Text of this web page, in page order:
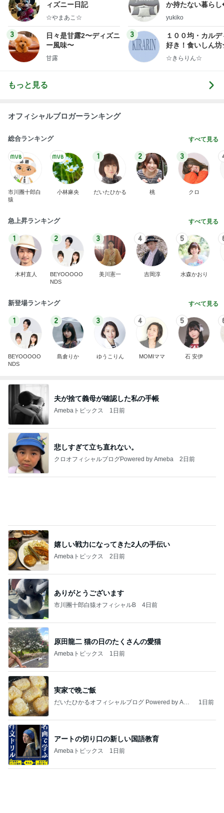
ィズニー日記
☆やまあこ☆
3
日々是甘露2〜ディズニ
ー風味〜
甘露
か持たない暮ら
ep Life Simple◆
yukiko
3
１００均・カルデ
好き！食いしん
らりん☆のブログ
☆きらりん☆
もっと見る
オフィシャルブロガーランキング
総合ランキング すべて見る
市川團十郎白
猿
小林麻央
1
だいたひかる
2
桃
3
クロ
急上昇ランキング すべて見る
1
木村直人
2
BEYOOOOO
NDS
3
美川憲一
4
吉岡淳
5
水森かおり
新登場ランキング すべて見る
1
BEYOOOOO
NDS
2
島倉りか
3
ゆうこりん
4
MOMIママ
5
石 安伊
夫が捨て義母が確認した私の手帳
Amebaトピックス 1日前
悲しすぎて立ち直れない。
クロオフィシャルブログPowered by Ameba 2日前
嬉しい戦力になってきた2人の手伝い
Amebaトピックス 2日前
ありがとうございます
市川團十郎白猿オフィシャルB 4日前
原田龍二 猫の日のたくさんの愛猫
Amebaトピックス 1日前
実家で晩ご飯
だいたひかるオフィシャルブログ Powered by Ame
1日前
アートの切り口の新しい国語教育
Amebaトピックス 1日前